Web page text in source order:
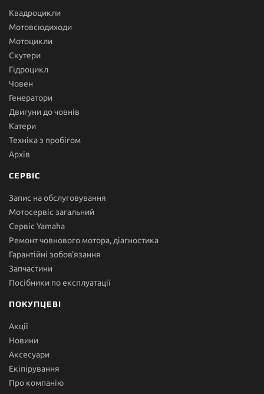
Квадроцикли
Мотовсюдиходи
Мотоцикли
Скутери
Гідроцикл
Човен
Генератори
Двигуни до човнів
Катери
Техніка з пробігом
Архів
СЕРВІС
Запис на обслуговування
Мотосервіс загальний
Сервіс Yamaha
Ремонт човнового мотора, діагностика
Гарантійні зобов'язання
Запчастини
Посібники по експлуатації
ПОКУПЦЕВІ
Акції
Новини
Аксесуари
Екіпірування
Про компанію